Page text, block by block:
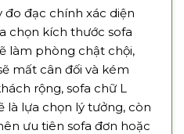
đo đạc chính xác diện
chọn kích thước sofa
làm phòng chật chội,
mất cân đối và kém
rộng, sofa chữ L
là lựa chọn lý tưởng, còn
ưu tiên sofa đơn hoặc